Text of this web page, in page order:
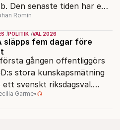
Den senaste tiden har en
politiker bytt parti –
varför, och vad skiljer
interna kulturer åt?
Romin
POLITIK VAL 2026
släpps fem dagar före
gången offentliggörs
stora kunskapsmätning
ett svenskt riksdagsval.
kan ge skolfrågan ny
Garme•